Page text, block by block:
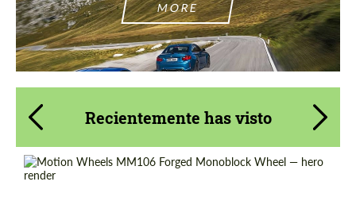
MORE
Recientemente has visto